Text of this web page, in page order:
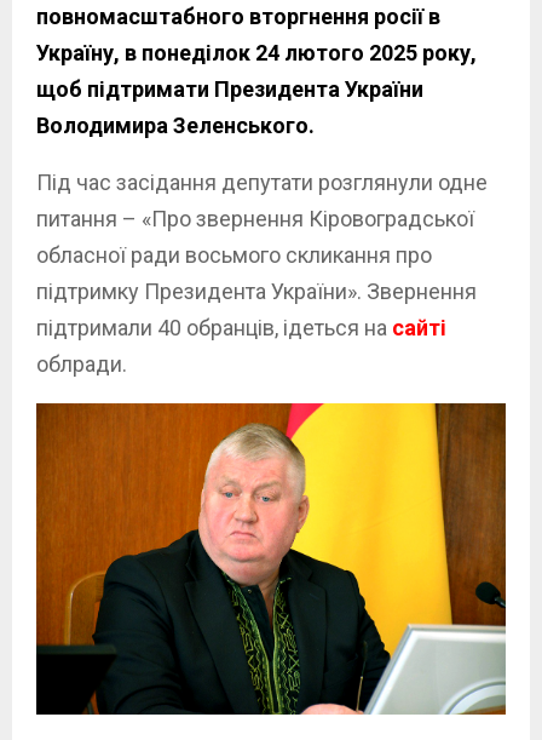
повномасштабного вторгнення росії в
Україну, в понеділок 24 лютого 2025 року,
щоб підтримати Президента України
Володимира Зеленського.
Під час засідання депутати розглянули одне
питання – «Про звернення Кіровоградської
обласної ради восьмого скликання про
підтримку Президента України». Звернення
підтримали 40 обранців, ідеться на сайті
облради.